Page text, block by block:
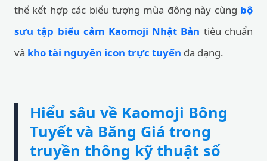
thể kết hợp các biểu tượng mùa đông này cùng bộ
sưu tập biểu cảm Kaomoji Nhật Bản tiêu chuẩn
và kho tài nguyên icon trực tuyến đa dạng.
Hiểu sâu về Kaomoji Bông
Tuyết và Băng Giá trong
truyền thông kỹ thuật số